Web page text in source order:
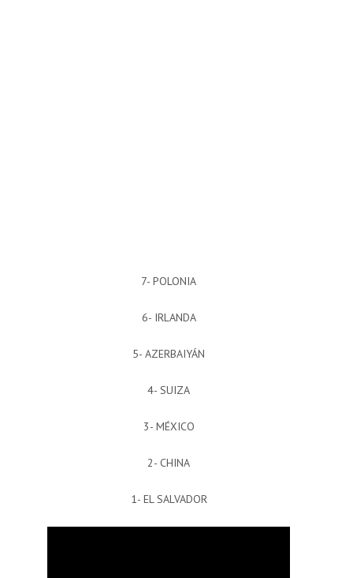
7- POLONIA
6- IRLANDA
5- AZERBAIYÁN
4- SUIZA
3- MÉXICO
2- CHINA
1- EL SALVADOR